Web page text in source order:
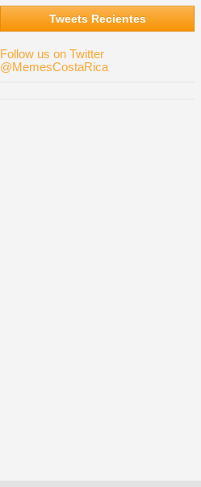
Tweets Recientes
Follow us on Twitter
@MemesCostaRica